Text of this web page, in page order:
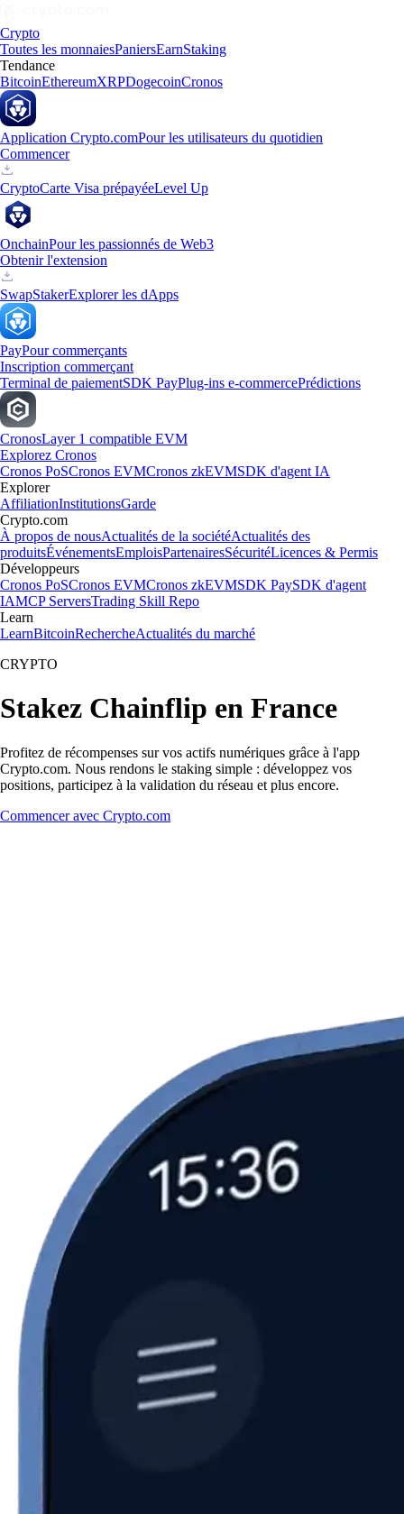
Crypto
Toutes les monnaiesPaniersEarnStaking
Tendance
BitcoinEthereumXRPDogecoinCronos
Application Crypto.comPour les utilisateurs du quotidien
Commencer
CryptoCarte Visa prépayéeLevel Up
OnchainPour les passionnés de Web3
Obtenir l'extension
SwapStakerExplorer les dApps
PayPour commerçants
Inscription commerçant
Terminal de paiementSDK PayPlug-ins e-commercePrédictions
CronosLayer 1 compatible EVM
Explorez Cronos
Cronos PoSCronos EVMCronos zkEVMSDK d'agent IA
Explorer
AffiliationInstitutionsGarde
Crypto.com
À propos de nousActualités de la sociétéActualités des
produitsÉvénementsEmploisPartenairesSécuritéLicences & Permis
Développeurs
Cronos PoSCronos EVMCronos zkEVMSDK PaySDK d'agent
IAMCP ServersTrading Skill Repo
Learn
LearnBitcoinRechercheActualités du marché
CRYPTO
Stakez Chainflip en France
Profitez de récompenses sur vos actifs numériques grâce à l'app
Crypto.com. Nous rendons le staking simple : développez vos
positions, participez à la validation du réseau et plus encore.
Commencer avec Crypto.com